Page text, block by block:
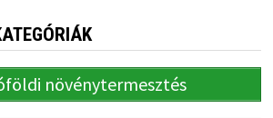
növénytermesztés